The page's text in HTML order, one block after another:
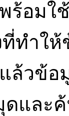
อมใ
ที่ทำ
ล้วข้
และ